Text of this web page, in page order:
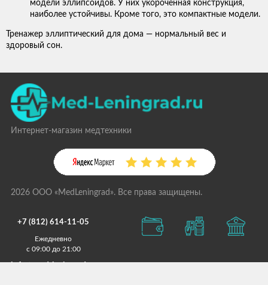
модели эллипсоидов. У них укороченная конструкция,
наиболее устойчивы. Кроме того, это компактные модели.
Тренажер эллиптический для дома — нормальный вес и
здоровый сон.
Интернет-магазин медтехники
2026 ООО «MedLeningrad». Все права защищены.
+7 (812) 614-11-05
Ежедневно
с 09:00 до 21:00